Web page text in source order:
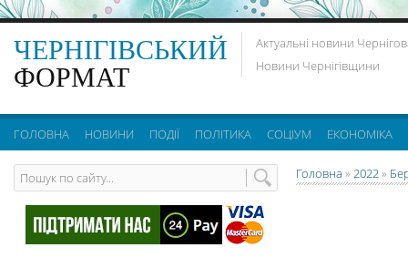
ЧЕРНІГІВСЬКИЙ
ФОРМАТ
Актуальні новини
Новини Чернігівщини
ГОЛОВНА НОВИНИ ПОДІЇ ПОЛІТИКА СОЦІУМ ЕКОНОМІКА
Головна » 2022»